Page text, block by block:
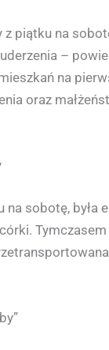
piątku na
–
na
oraz
sobotę,